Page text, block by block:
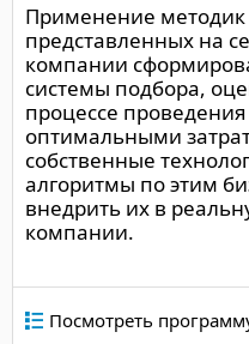
Применение методик
представленных на
компании
системы подбора,
процессе
оптимальными
собственные
алгоритмы по этим
внедрить их в
компании.
Посмотреть